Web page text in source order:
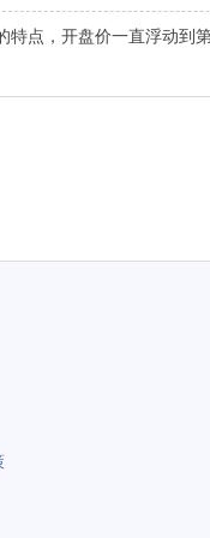
点，开盘价一直浮动到